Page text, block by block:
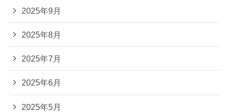
2025年9月
2025年8月
2025年7月
2025年6月
2025年5月